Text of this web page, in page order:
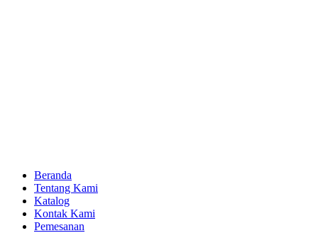
Beranda
Tentang Kami
Katalog
Kontak Kami
Pemesanan